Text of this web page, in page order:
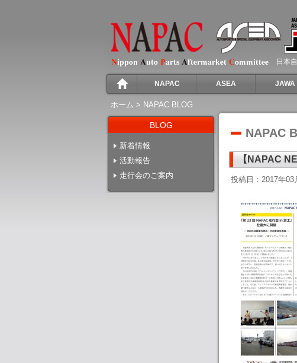
日本
NAPAC ASEA JAWA
ホーム > NAPAC BLOG
BLOG
新着情報
活動報告
走行会のご案内
NAPAC
【NAPAC
投稿日：2017年03